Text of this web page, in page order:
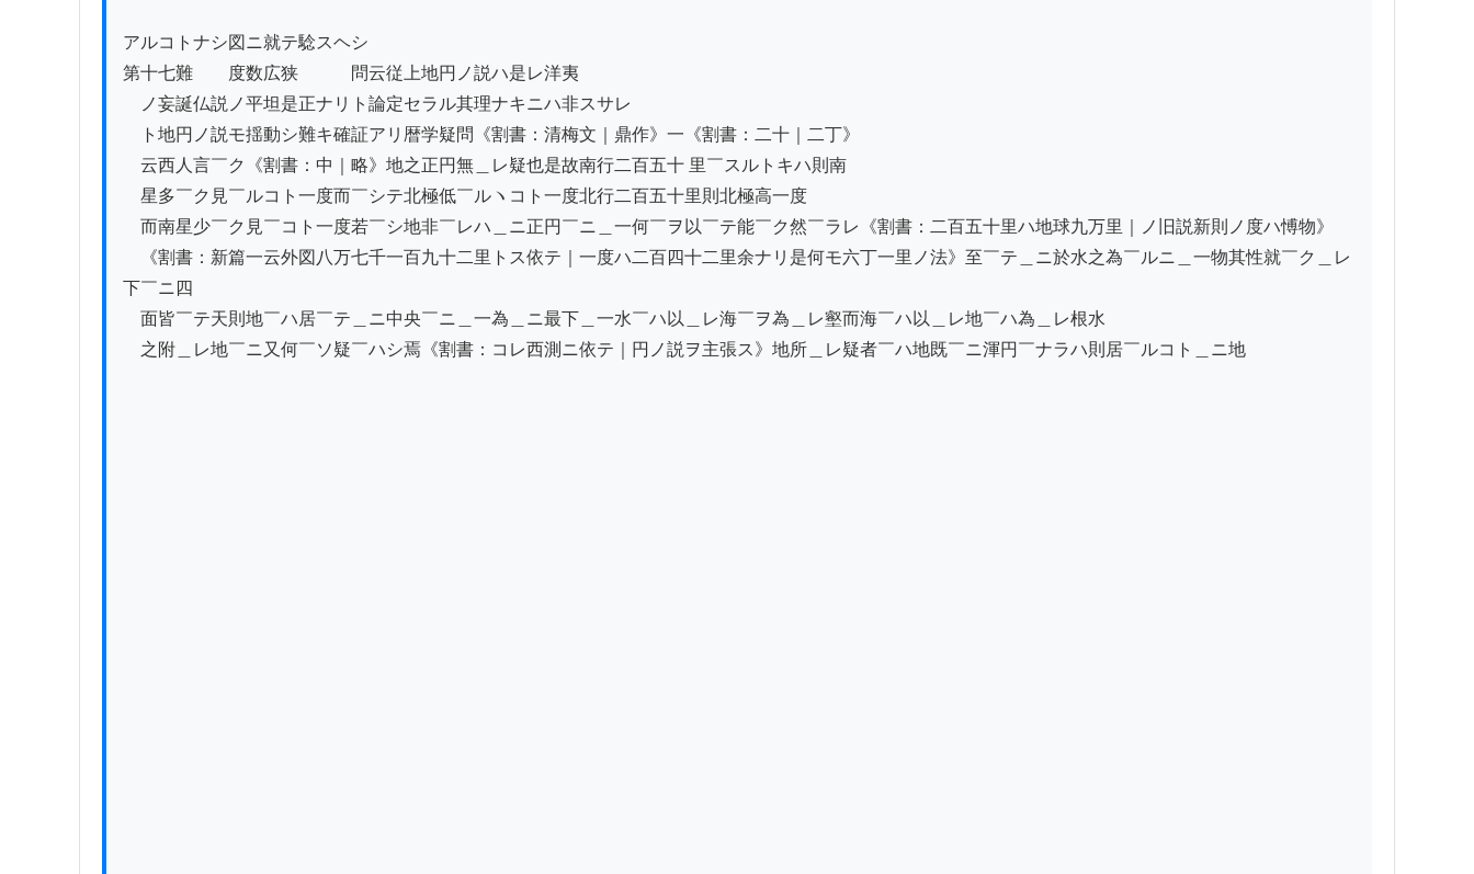
アルコトナシ図ニ就テ騐スヘシ
第十七難　　度数広狭　　　問云従上地円ノ説ハ是レ洋夷
ノ妄誕仏説ノ平坦是正ナリト論定セラル其理ナキニハ非スサレ
ト地円ノ説モ揺動シ難キ確証アリ暦学疑問《割書：清梅文｜鼎作》一《割書：二十｜二丁》
云西人言￣ク《割書：中｜略》地之正円無＿レ疑也是故南行二百五十 里￣スルトキハ則南
星多￣ク見￣ルコト一度而￣シテ北極低￣ルヽコト一度北行二百五十里則北極高一度
而南星少￣ク見￣コト一度若￣シ地非￣レハ＿ニ正円￣ニ＿一何￣ヲ以￣テ能￣ク然￣ラレ《割書：二百五十里ハ地球九万里｜ノ旧説新則ノ度ハ愽物》
《割書：新篇一云外図八万七千一百九十二里トス依テ｜一度ハ二百四十二里余ナリ是何モ六丁一里ノ法》至￣テ＿ニ於水之為￣ルニ＿一物其性就￣ク＿レ
下￣ニ四
面皆￣テ天則地￣ハ居￣テ＿ニ中央￣ニ＿一為＿ニ最下＿一水￣ハ以＿レ海￣ヲ為＿レ壑而海￣ハ以＿レ地￣ハ為＿レ根水
之附＿レ地￣ニ又何￣ソ疑￣ハシ焉《割書：コレ西測ニ依テ｜円ノ説ヲ主張ス》地所＿レ疑者￣ハ地既￣ニ渾円￣ナラハ則居￣ルコト＿ニ地